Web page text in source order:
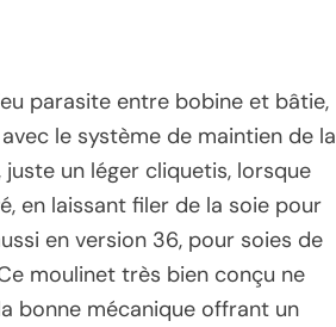
parasite entre bobine et bâtie,
le système de maintien de la
un léger cliquetis, lorsque
en laissant filer de la soie pour
en version 36, pour soies de
moulinet très bien conçu ne
bonne mécanique offrant un